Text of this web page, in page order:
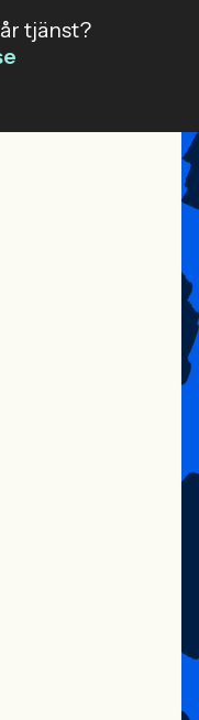
tjänst?